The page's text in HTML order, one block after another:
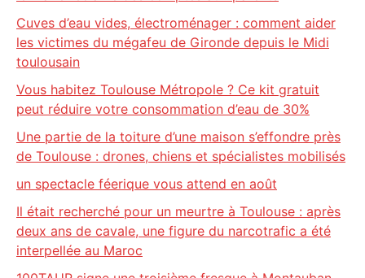
Cuves d’eau vides, électroménager : comment aider
les victimes du mégafeu de Gironde depuis le Midi
toulousain
Vous habitez Toulouse Métropole ? Ce kit gratuit
peut réduire votre consommation d’eau de 30%
Une partie de la toiture d’une maison s’effondre près
de Toulouse : drones, chiens et spécialistes mobilisés
un spectacle féerique vous attend en août
Il était recherché pour un meurtre à Toulouse : après
deux ans de cavale, une figure du narcotrafic a été
interpellée au Maroc